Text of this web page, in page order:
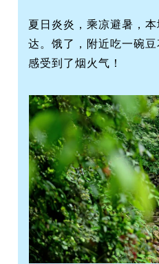
夏日炎炎， 乘凉避暑， 本
达。饿了，附近吃一碗
感受到了烟火气！